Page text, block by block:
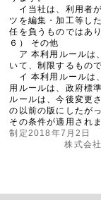
イ当社は、利用者
ツを編集・加工等し
任を負うものではあ
６） その他
ア 本利用ルールは
いて、制限するもの
イ 本利用ルールは
用ルールは、政府標
ルールは、今後変更
の以前の版にしたが
その条件が適用されま
制定2018年7月2日
株式会